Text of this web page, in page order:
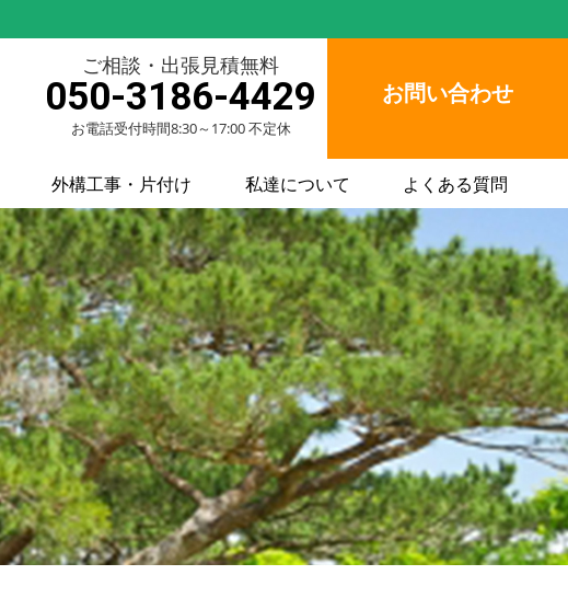
ご相談・出張見積無料
050-3186-4429
お電話受付時間8:30～17:00 不定休
お問い合わせ
外構工事・片付け 私達について よくある質問